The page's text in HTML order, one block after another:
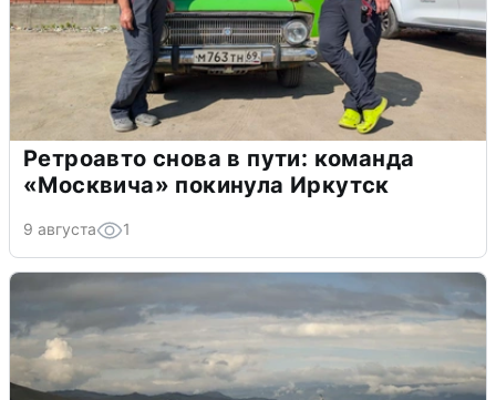
Ретроавто снова в пути: команда
«Москвича» покинула Иркутск
9 августа 1